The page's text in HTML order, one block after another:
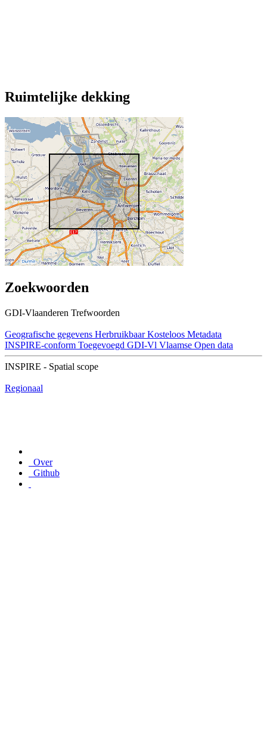
Ruimtelijke dekking
Zoekwoorden
GDI-Vlaanderen Trefwoorden
Geografische gegevens Herbruikbaar Kosteloos Metadata
INSPIRE-conform Toegevoegd GDI-Vl Vlaamse Open data
INSPIRE - Spatial scope
Regionaal
Over
Github